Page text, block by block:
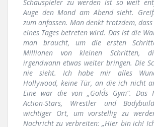
Schauspieler zu werden ist so weit
Auge den Mond am Abend sieht.
zum anfassen. Man denkt trotzdem,
eines Tages betreten wird. Das ist die
man braucht, um die ersten
Millionen von kleinen Schritten,
irgendwann etwas weiter bringen. Die
nie sieht. Ich habe mir alles
Hollywood, keine Tür, an die ich nicht
Eine war die von „Gold´s Gym“.
Action-Stars, Wrestler und
wichtiger Ort, um vorstellig zu
Nachricht zu verbreiten: „Hier bin ich!